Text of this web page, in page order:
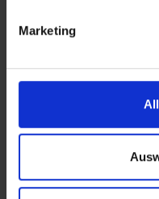
Marketing
•
Funktioniert mit
Mit dem neuen
Aerothan-Schlauch